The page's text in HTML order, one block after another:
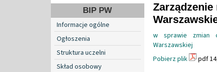
BIP PW
Informacje ogólne
Ogłoszenia
Struktura uczelni
Skład osobowy
w sprawie zmian
Warszawskiej
Pobierz plik
pdf